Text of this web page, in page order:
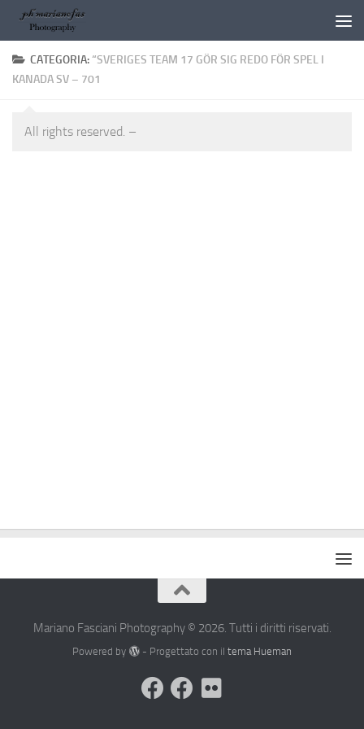
Salta al contenuto
CATEGORIA: “SVERIGES TEAM 17 GÖR SIG REDO FÖR SPEL I
KANADA SV – 701
All rights reserved. –
Mariano Fasciani Photography © 2026. Tutti i diritti riservati.
Powered by - Progettato con il tema Hueman